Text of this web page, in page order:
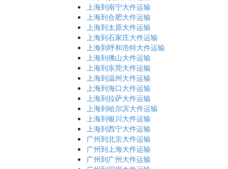
上海到南宁大件运输
上海到合肥大件运输
上海到太原大件运输
上海到石家庄大件运输
上海到呼和浩特大件运输
上海到佛山大件运输
上海到东莞大件运输
上海到温州大件运输
上海到海口大件运输
上海到拉萨大件运输
上海到哈尔滨大件运输
上海到银川大件运输
上海到西宁大件运输
广州到北京大件运输
广州到上海大件运输
广州到广州大件运输